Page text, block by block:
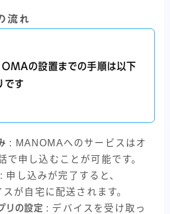
流れ
の設置までの手順は以下
です
: MANOMAへのサービスはオ
で申し込むことが可能です。
: 申し込みが完了すると、
が自宅に配送されます。
リの設定 : デバイスを受け取っ